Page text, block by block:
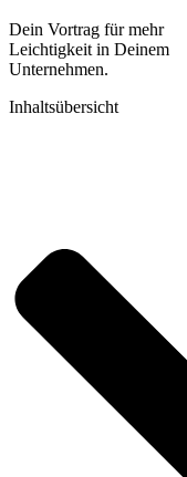
Dein Vortrag für mehr
Leichtigkeit in Deinem
Unternehmen.
Inhaltsübersicht